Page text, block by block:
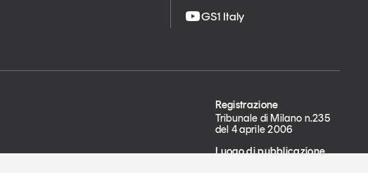
GS1 Italy
Registrazione
Tribunale di Milano n.235
del 4 aprile 2006
Luogo di pubblicazione